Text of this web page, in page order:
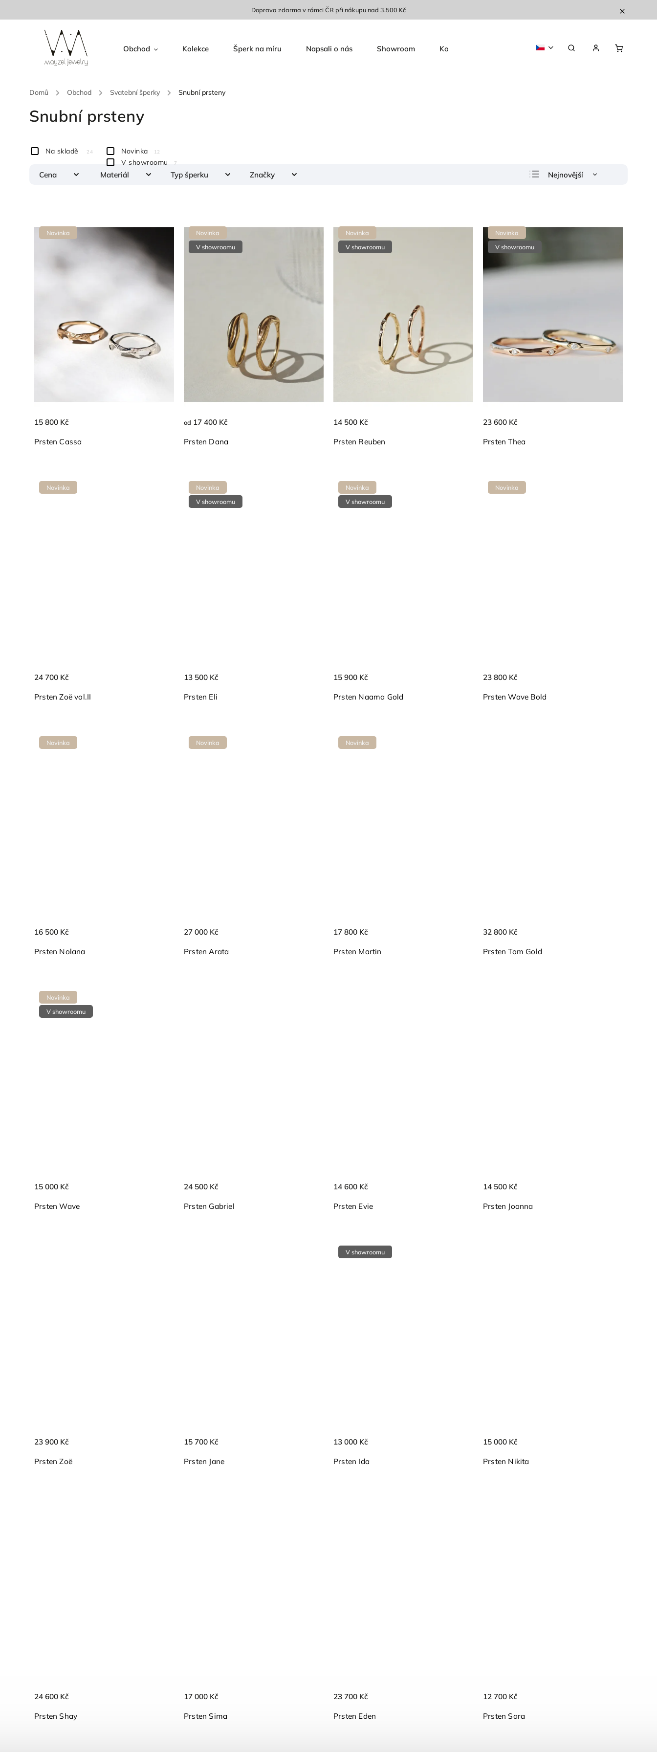
Doprava zdarma v rámci ČR při nákupu nad 3.500 Kč
Obchod Kolekce Šperk na míru Napsali o nás Showroom Kontakty
Domů / Obchod / Svatební šperky / Snubní prsteny
Snubní prsteny
Cena
Na skladě 24 Novinka 12
V showroomu 7
Značky
Materiál Typ šperku
Nejnovější
Novinka
Prsten Cassa
15 800 Kč
Novinka
V showroomu
Prsten Dana
od 17 400 Kč
Novinka
V showroomu
Prsten Reuben
14 500 Kč
Novinka
V showroomu
Prsten Thea
23 600 Kč
Novinka
Prsten Zoë vol.II
24 700 Kč
Novinka
V showroomu
Prsten Eli
13 500 Kč
Novinka
V showroomu
Prsten Naama Gold
15 900 Kč
Novinka
Prsten Wave Bold
23 800 Kč
Novinka
Prsten Nolana
16 500 Kč
Novinka
Prsten Arata
27 000 Kč
Novinka
Prsten Martin
17 800 Kč
Prsten Tom Gold
32 800 Kč
Novinka
V showroomu
Prsten Wave
15 000 Kč
Prsten Gabriel
24 500 Kč
Prsten Evie
14 600 Kč
Prsten Joanna
14 500 Kč
Prsten Zoë
23 900 Kč
Prsten Jane
15 700 Kč
V showroomu
Prsten Ida
13 000 Kč
Prsten Nikita
15 000 Kč
Prsten Shay
24 600 Kč
Prsten Sima
17 000 Kč
Prsten Eden
23 700 Kč
Prsten Sara
12 700 Kč